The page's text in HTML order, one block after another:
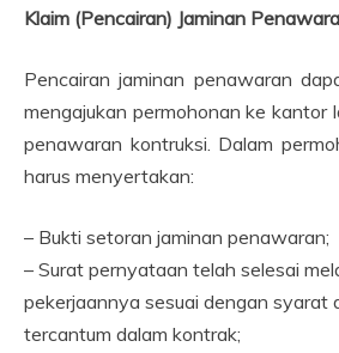
Klaim (Pencairan) Jaminan
Pencairan jaminan penawaran
mengajukan permohonan ke kantor
penawaran kontruksi. Dalam
harus menyertakan:
– Bukti setoran jaminan penawaran;
– Surat pernyataan telah selesai
pekerjaannya sesuai dengan syarat
tercantum dalam kontrak;